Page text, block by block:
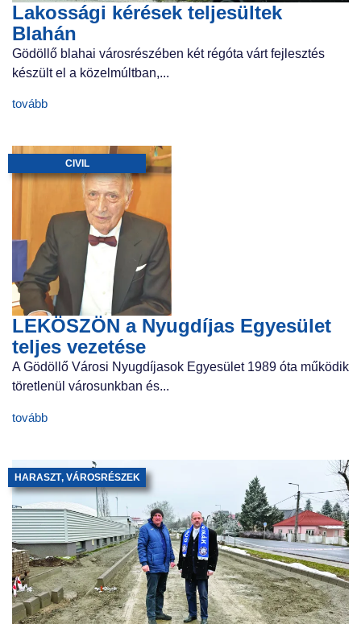
Lakossági kérések teljesültek
Blahán
Gödöllő blahai városrészében két régóta várt fejlesztés
készült el a közelmúltban,...
tovább
CIVIL
LEKÖSZÖN a Nyugdíjas Egyesület
teljes vezetése
A Gödöllő Városi Nyugdíjasok Egyesület 1989 óta működik
töretlenül városunkban és...
tovább
HARASZT, VÁROSRÉSZEK